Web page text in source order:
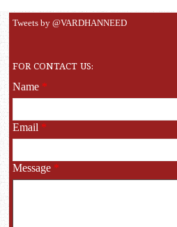
Tweets by @VARDHANNEED
FOR CONTACT US:
Name *
Email *
Message *